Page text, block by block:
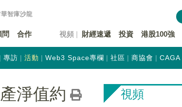
華智庫沙龍
問 合作 視頻 財經速遞 投資 港股100強
專訪 活動 Web3 Space專欄 社區 商協會 CAGA
淨值約
視頻